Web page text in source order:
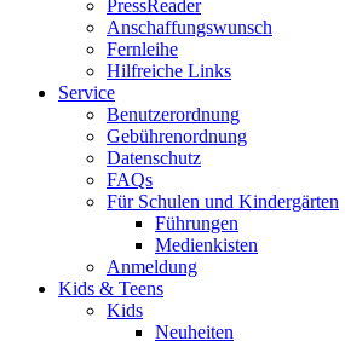
PressReader
Anschaffungswunsch
Fernleihe
Hilfreiche Links
Service
Benutzerordnung
Gebührenordnung
Datenschutz
FAQs
Für Schulen und Kindergärten
Führungen
Medienkisten
Anmeldung
Kids & Teens
Kids
Neuheiten